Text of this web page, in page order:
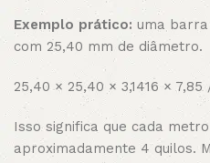
Exemplo prático: uma
com 25,40 mm de diâmetro.
25,40 × 25,40 × 3,1416 ×
Isso significa que cada
aproximadamente 4 quilos.